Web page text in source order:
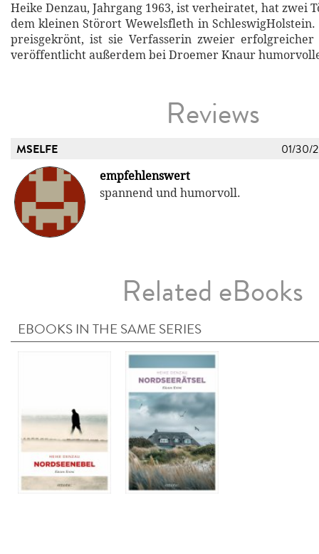
Heike Denzau, Jahrgang 1963, ist verheiratet, hat zwei
dem kleinen Störort Wewelsfleth in
preisgekrönt, ist sie Verfasserin zweier
veröffentlicht außerdem bei Droemer Knaur
Reviews
MSELFE 01/30/
empfehlenswert
spannend und humorvoll.
Related eBooks
EBOOKS IN THE SAME SERIES